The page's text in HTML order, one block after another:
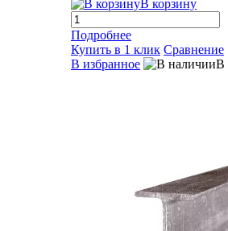
В корзину
Подробнее
Купить в 1 клик Сравнение
В избранное
В